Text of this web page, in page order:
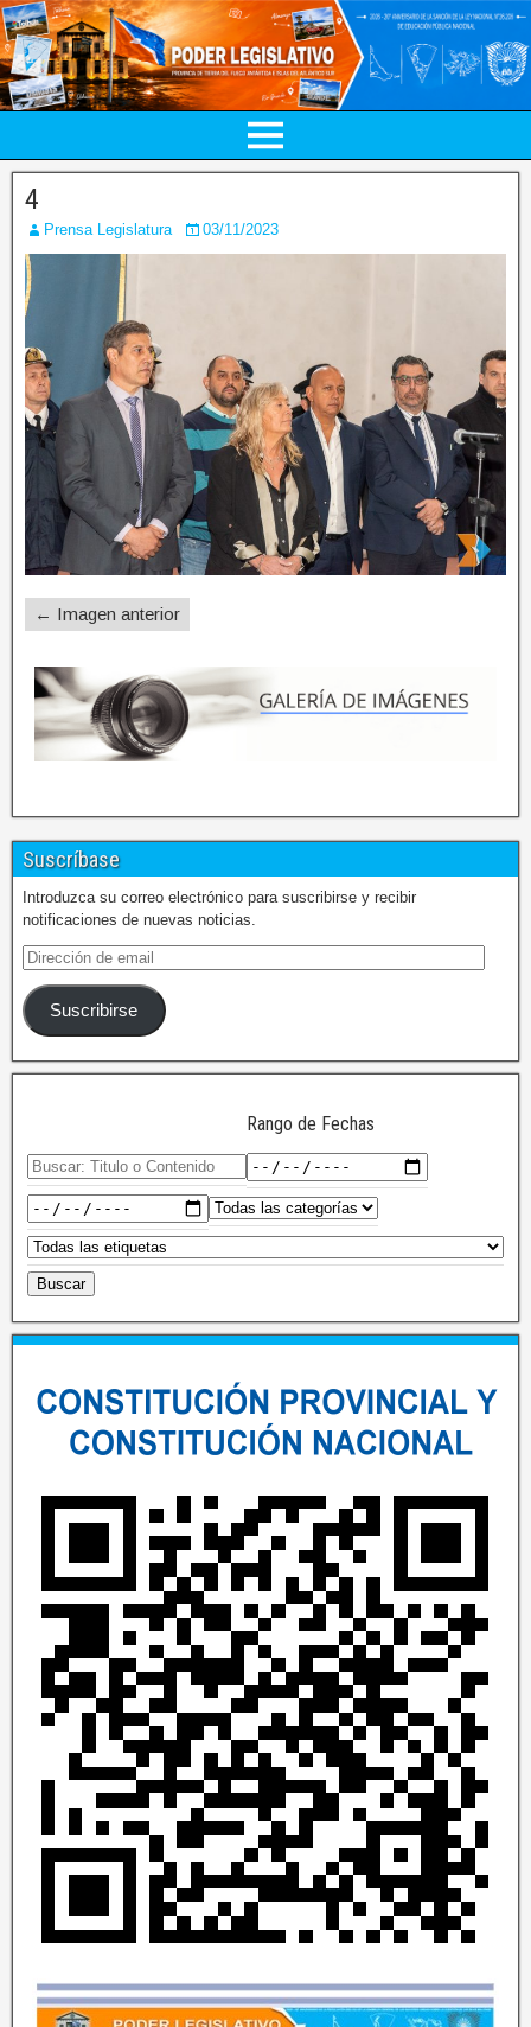
4
Prensa Legislatura 03/11/2023
← Imagen anterior
Suscríbase
Introduzca su correo electrónico para suscribirse y recibir
notificaciones de nuevas noticias.
Suscribirse
Rango de Fechas